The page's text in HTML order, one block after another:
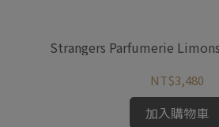
Strangers Parfumerie
NT$3,480
加入購物車